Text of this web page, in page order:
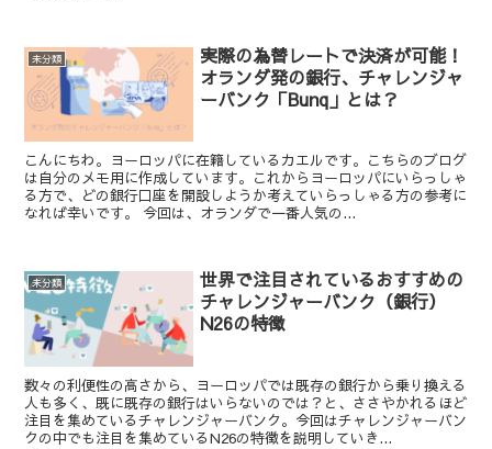
未分類
実際の為替レートで決済が可能！
オランダ発の銀行、チャレンジャ
ーバンク「Bunq」とは？
こんにちわ。ヨーロッパに在籍しているカエルです。こちらのブログ
は自分のメモ用に作成しています。これからヨーロッパにいらっしゃ
る方で、どの銀行口座を開設しようか考えていらっしゃる方の参考に
なれば幸いです。 今回は、オランダで一番人気の...
未分類
世界で注目されているおすすめの
チャレンジャーバンク（銀行）
N26の特徴
数々の利便性の高さから、ヨーロッパでは既存の銀行から乗り換える
人も多く、既に既存の銀行はいらないのでは？と、ささやかれるほど
注目を集めているチャレンジャーバンク。今回はチャレンジャーバン
クの中でも注目を集めているN26の特徴を説明していき...